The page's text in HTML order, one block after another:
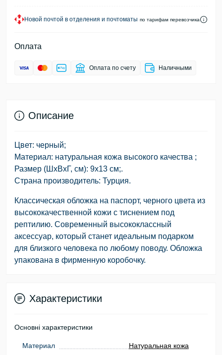
Новой почтой в отделения и почтоматы по тарифам перевозчика
Оплата
Оплата по счету Наличными
Описание
Цвет: черный;
Материал: натуральная кожа высокого качества ;
Размер (ШхВхГ, см): 9х13 см;.
Страна производитель: Турция.
Классическая обложка на паспорт, черного цвета из
высококачественной кожи с тиснением под
рептилию. Современный высококлассный
аксессуар, который станет идеальным подарком
для близкого человека по любому поводу. Обложка
упакована в фирменную коробочку.
Характеристики
Основні характеристики
Материал Натуральная кожа